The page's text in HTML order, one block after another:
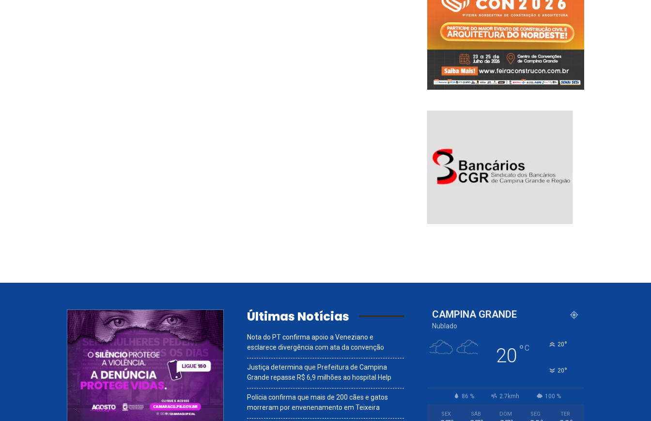
Últimas Notícias
Nota do PT confirma apoio a Veneziano e
esclarece divergência com ata da convenção
Justiça determina que Prefeitura de Campina
Grande repasse R$ 6,9 milhões ao hospital Help
Polícia confirma que mais de 200 cães e gatos
morreram por envenenamento em Teixeira
CAMPINA GRANDE
Nublado
20 °C 20°
20°
86 % 2.7kmh 100 %
SEX SÁB DOM SEG TER